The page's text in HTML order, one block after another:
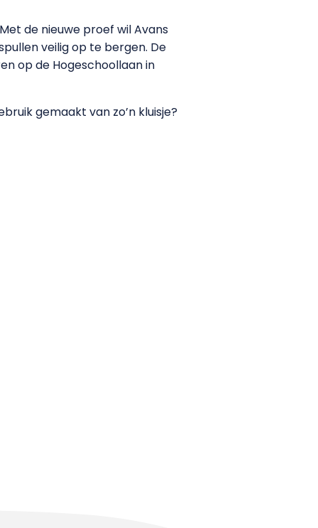
de nieuwe proef wil Avans
veilig op te bergen. De
op de Hogeschoollaan in
gemaakt van zo’n kluisje?